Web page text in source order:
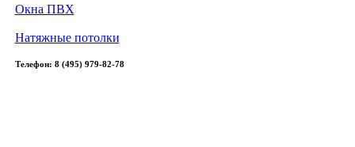
Окна ПВХ
Натяжные потолки
Телефон: 8 (495) 979-82-78